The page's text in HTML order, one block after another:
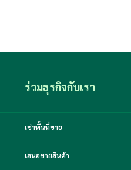
ร่วมธุรกิจกับเรา
เช่าพื้นที่ขาย
เสนอขายสินค้า